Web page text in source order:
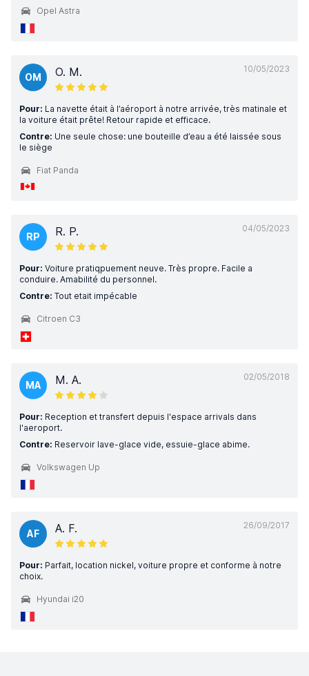
Opel Astra
10/05/2023
OM O. M.
Pour: La navette était à l’aéroport à notre arrivée, très matinale et
la voiture était prête! Retour rapide et efficace.
Contre: Une seule chose: une bouteille d’eau a été laissée sous
le siège
Fiat Panda
04/05/2023
RP R. P.
Pour: Voiture pratiqpuement neuve. Très propre. Facile a
conduire. Amabilité du personnel.
Contre: Tout etait impécable
Citroen C3
02/05/2018
MA M. A.
Pour: Reception et transfert depuis l'espace arrivals dans
l'aeroport.
Contre: Reservoir lave-glace vide, essuie-glace abime.
Volkswagen Up
26/09/2017
AF A. F.
Pour: Parfait, location nickel, voiture propre et conforme à notre
choix.
Hyundai i20